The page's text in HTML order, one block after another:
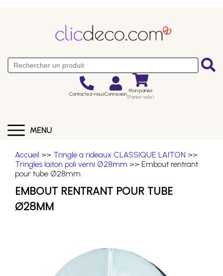
Contactez-nousConnexion Mon panier
(Panier vide)
MENU
Accueil >> Tringle a rideaux CLASSIQUE LAITON >>
Tringles laiton poli verni Ø28mm >> Embout rentrant
pour tube Ø28mm
EMBOUT RENTRANT POUR TUBE
Ø28MM